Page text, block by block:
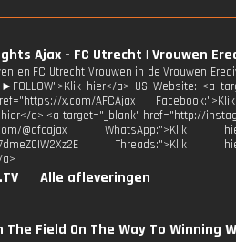
Ajax - FC Utrecht | Vrouwen
en FC Utrecht Vrouwen in de Vrouwen
hier</a> US Website: <a
x.com/AFCAjax
a> <a target="_blank" href="http://
@afcajax
Alle afleveringen
The Field On The Way To Winning